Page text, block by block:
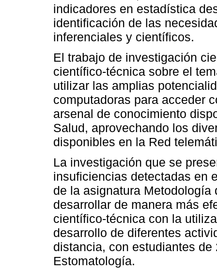
indicadores en estadística
identificación de las
inferenciales y científicos.
El trabajo de investigación
científico-técnica sobre el
utilizar las amplias
computadoras para acceder
arsenal de conocimiento
Salud, aprovechando los
disponibles en la Red
La investigación que se
insuficiencias detectadas en
de la asignatura
desarrollar de manera más
científico-técnica con la
desarrollo de diferentes
distancia, con estudiantes
Estomatología.